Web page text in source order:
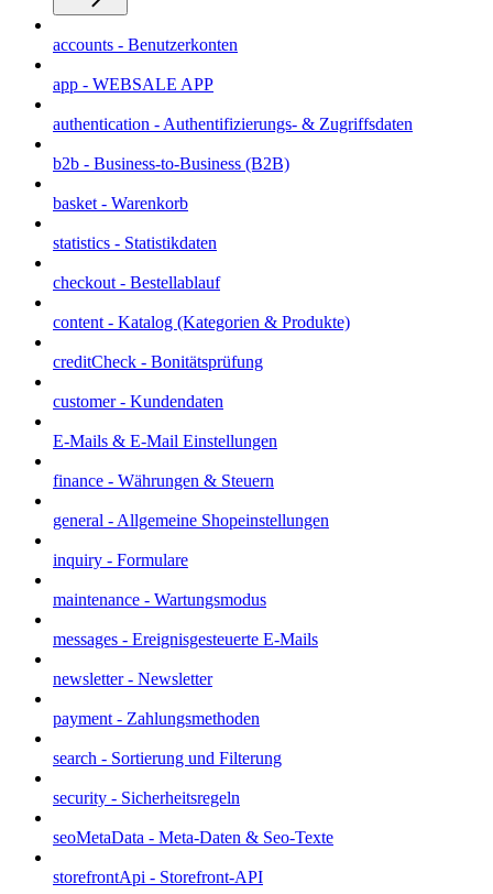
accounts - Benutzerkonten
app - WEBSALE APP
authentication - Authentifizierungs- & Zugriffsdaten
b2b - Business-to-Business (B2B)
basket - Warenkorb
statistics - Statistikdaten
checkout - Bestellablauf
content - Katalog (Kategorien & Produkte)
creditCheck - Bonitätsprüfung
customer - Kundendaten
E-Mails & E-Mail Einstellungen
finance - Währungen & Steuern
general - Allgemeine Shopeinstellungen
inquiry - Formulare
maintenance - Wartungsmodus
messages - Ereignisgesteuerte E-Mails
newsletter - Newsletter
payment - Zahlungsmethoden
search - Sortierung und Filterung
security - Sicherheitsregeln
seoMetaData - Meta-Daten & Seo-Texte
storefrontApi - Storefront-API